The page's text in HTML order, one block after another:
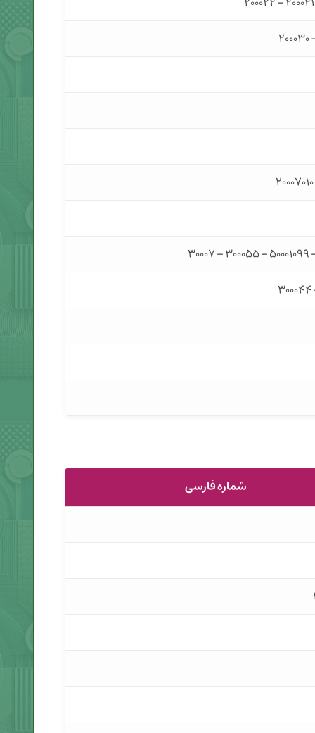
شماره فارسی